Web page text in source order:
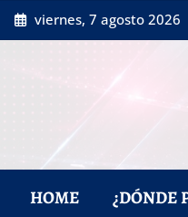
Saltar
al
viernes, 7 agosto 2026
HOME ¿DÓNDE